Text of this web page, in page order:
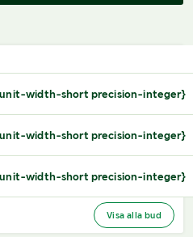
unit-width-short precision-integer}
unit-width-short precision-integer}
unit-width-short precision-integer}
Visa alla bud